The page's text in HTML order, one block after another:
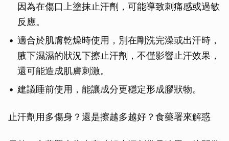
因為在傷口上塗抹止汗劑，可能導致刺痛感或過敏
反應。
適合於肌膚乾燥時使用，別在剛洗完澡或出汗時，
腋下濕濕的狀況下擦止汗劑，不僅影響止汗效果，
還可能造成肌膚刺激。
建議睡前使用，能讓成分更穩定形成膠狀物。
止汗劑用多傷身？還是擦越多越好？食藥署來解惑